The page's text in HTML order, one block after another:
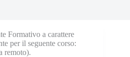
Formativo a carattere
per il seguente corso:
remoto).